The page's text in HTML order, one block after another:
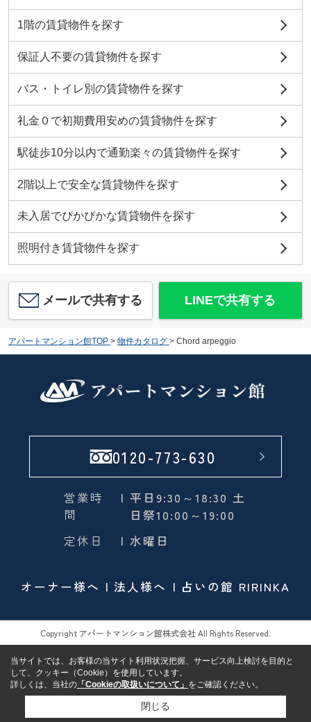
1階の賃貸物件を探す
保証人不要の賃貸物件を探す
バス・トイレ別の賃貸物件を探す
礼金０で初期費用安めの賃貸物件を探す
駅徒歩10分以内で通勤楽々の賃貸物件を探す
2階以上で安全な賃貸物件を探す
未入居でぴかぴかな賃貸物件を探す
照明付き賃貸物件を探す
メールで共有する LINEで共有する
アパートマンション館TOP > 物件カタログ > Chord arpeggio
0120-773-630
営業時
間
| 平日9:30～18:30 土
日祭10:00～19:00
定休日
| 水曜日
オーナー様へ 法人様へ 占いの館 RIRINKA
Copyright アパートマンション館株式会社 All Rights Reserved.
当サイトでは、お客様の当サイト利用状況把握、サービス向上検討を目的と
して、クッキー（Cookie）を使用しています。
詳しくは、当社の 「Cookieの取扱いについて」 をご確認ください。
閉じる